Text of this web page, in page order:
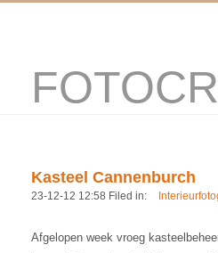
Kasteel Cannenburch
23-12-12 12:58 Filed in:
Afgelopen week vroeg